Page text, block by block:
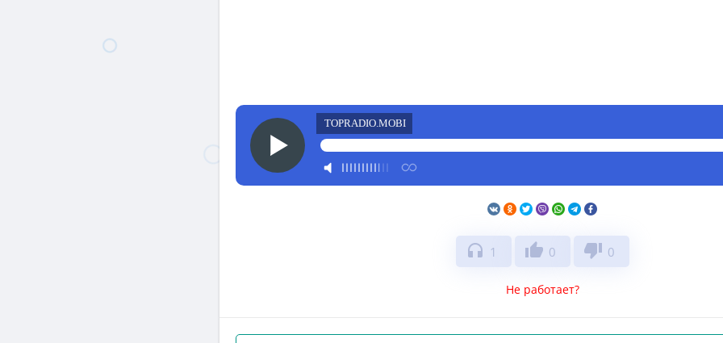
TOPRADIO.MOBI
headphones 1 thumb_up 0 thumb_down 0
Не работает?